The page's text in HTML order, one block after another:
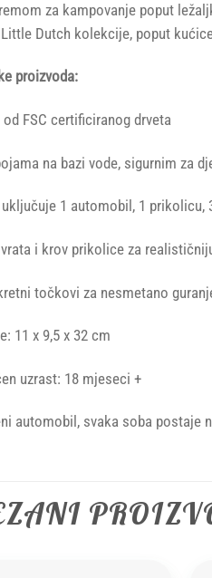
za kampovanje poput
Dutch kolekcije, poput
proizvoda:
od FSC certificiranog drveta
na bazi vode, sigurnim za
1 automobil, 1 prikolicu,
i krov prikolice za
točkovi za nesmetano
11 x 9,5 x 32 cm
uzrast: 18 mjeseci +
automobil, svaka soba postaje